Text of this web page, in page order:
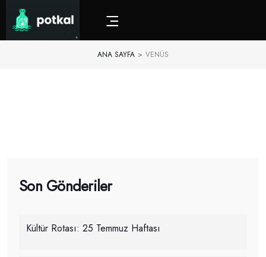
ANA SAYFA > VENÜS
Son Gönderiler
Kültür Rotası: 25 Temmuz Haftası